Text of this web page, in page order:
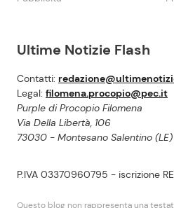
Ultime Notizie Flash
Contatti:
Legal: filomena.procopio@pec.it
Purple di Procopio Filomena
Via Della Libertà, 106
73030 - Montesano Salentino (LE)
P.IVA 03370960795 - iscrizione
Questo blog non rappresenta una